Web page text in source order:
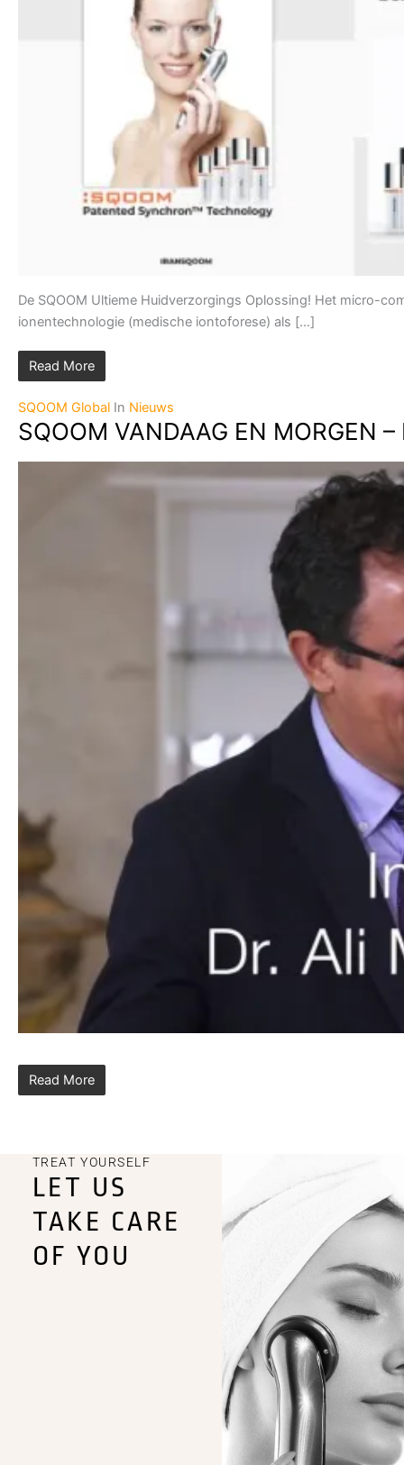
De SQOOM Ultieme Huidverzorgings Oplossing! Het micro-
ionentechnologie (medische iontoforese) als […]
Read More
SQOOM Global In Nieuws
SQOOM VANDAAG EN MORGEN
Read More
TREAT YOURSELF
LET US
TAKE CARE
OF YOU